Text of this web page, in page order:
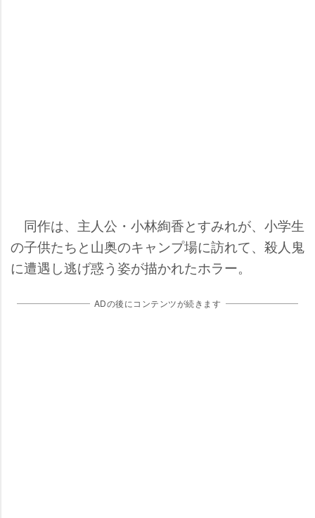
同作は、主人公・小林絢香とすみれが、小学生
の子供たちと山奥のキャンプ場に訪れて、殺人鬼
に遭遇し逃げ惑う姿が描かれたホラー。
ADの後にコンテンツが続きます